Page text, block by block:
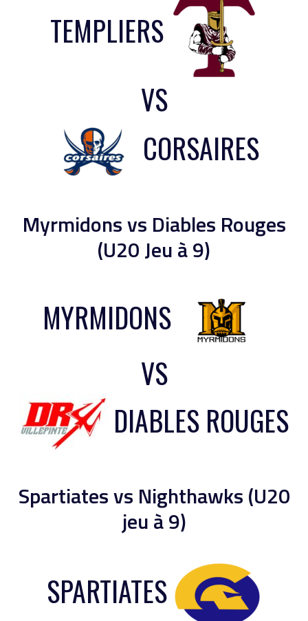
TEMPLIERS
VS
CORSAIRES
Myrmidons vs Diables Rouges
(U20 Jeu à 9)
MYRMIDONS
VS
DIABLES ROUGES
Spartiates vs Nighthawks (U20
jeu à 9)
SPARTIATES